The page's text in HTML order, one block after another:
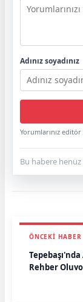
Adınız soyadınız
Yorumlarınız editör
Bu habere henüz
ÖNCEKI HABER
Rehber